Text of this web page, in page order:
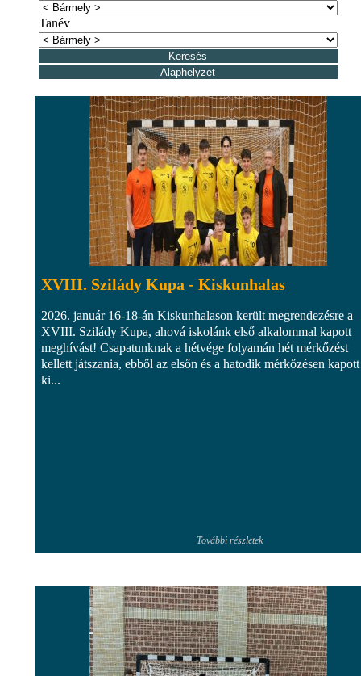
Tanév
XVIII. Szilády Kupa - Kiskunhalas
2026. január 16-18-án Kiskunhalason került megrendezésre a
XVIII. Szilády Kupa, ahová iskolánk első alkalommal kapott
meghívást! Csapatunknak a hétvége folyamán hét mérkőzést
kellett játszania, ebből az elsőn és a hatodik mérkőzésen kapott
ki...
További részletek